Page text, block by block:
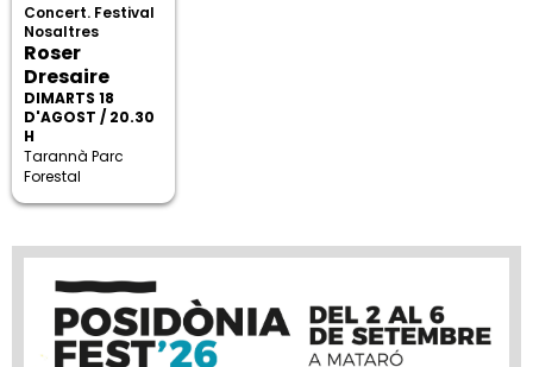
Concert. Festival
Nosaltres
Roser
Dresaire
DIMARTS 18
D'AGOST / 20.30
H
Tarannà Parc
Forestal